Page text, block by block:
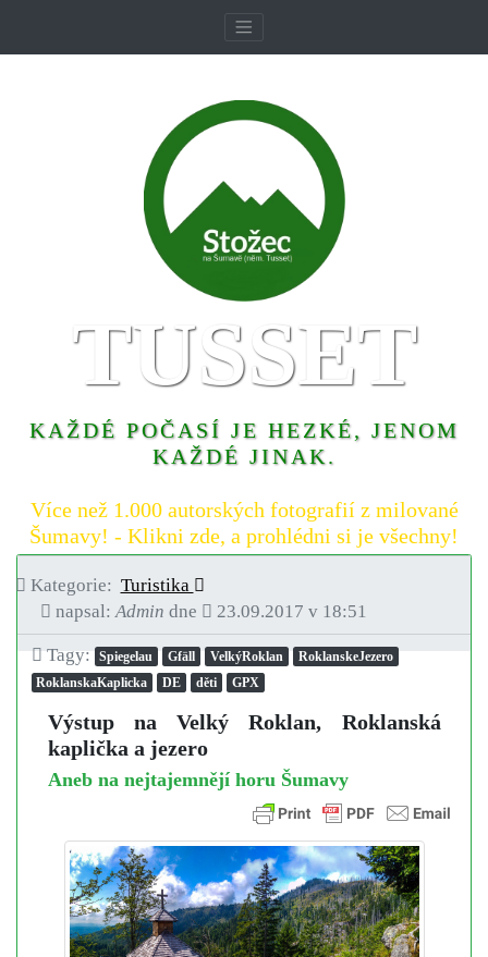
TUSSET
KAŽDÉ POČASÍ JE HEZKÉ, JENOM
KAŽDÉ JINAK.
Více než 1.000 autorských fotografií z milované
Šumavy! - Klikni zde, a prohlédni si je všechny!
Kategorie: Turistika
napsal:Admin dne 23.09.2017 v 18:51
Tagy: Spiegelau Gfäll VelkýRoklan
RoklanskeJezero
RoklanskaKaplicka
DE děti GPX
Výstup na Velký Roklan, Roklanská
kaplička a jezero
Aneb na nejtajemnějí horu Šumavy